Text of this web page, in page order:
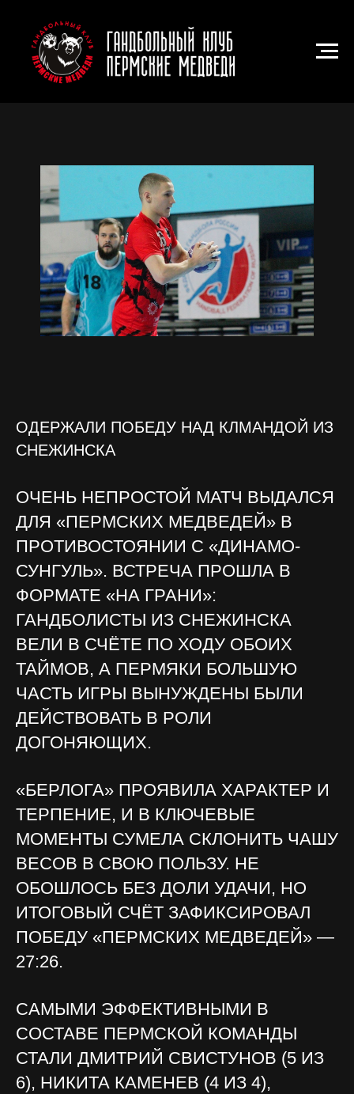
ОДЕРЖАЛИ ПОБЕДУ НАД КЛМАНДОЙ ИЗ
СНЕЖИНСКА
ОЧЕНЬ НЕПРОСТОЙ МАТЧ ВЫДАЛСЯ
ДЛЯ «ПЕРМСКИХ МЕДВЕДЕЙ» В
ПРОТИВОСТОЯНИИ С «ДИНАМО-
СУНГУЛЬ». ВСТРЕЧА ПРОШЛА В
ФОРМАТЕ «НА ГРАНИ»:
ГАНДБОЛИСТЫ ИЗ СНЕЖИНСКА
ВЕЛИ В СЧЁТЕ ПО ХОДУ ОБОИХ
ТАЙМОВ, А ПЕРМЯКИ БОЛЬШУЮ
ЧАСТЬ ИГРЫ ВЫНУЖДЕНЫ БЫЛИ
ДЕЙСТВОВАТЬ В РОЛИ
ДОГОНЯЮЩИХ.
«БЕРЛОГА» ПРОЯВИЛА ХАРАКТЕР И
ТЕРПЕНИЕ, И В КЛЮЧЕВЫЕ
МОМЕНТЫ СУМЕЛА СКЛОНИТЬ ЧАШУ
ВЕСОВ В СВОЮ ПОЛЬЗУ. НЕ
ОБОШЛОСЬ БЕЗ ДОЛИ УДАЧИ, НО
ИТОГОВЫЙ СЧЁТ ЗАФИКСИРОВАЛ
ПОБЕДУ «ПЕРМСКИХ МЕДВЕДЕЙ» —
27:26.
САМЫМИ ЭФФЕКТИВНЫМИ В
СОСТАВЕ ПЕРМСКОЙ КОМАНДЫ
СТАЛИ ДМИТРИЙ СВИСТУНОВ (5 ИЗ
6), НИКИТА КАМЕНЕВ (4 ИЗ 4),